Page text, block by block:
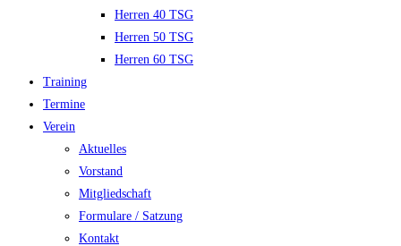
Herren 40 TSG
Herren 50 TSG
Herren 60 TSG
Training
Termine
Verein
Aktuelles
Vorstand
Mitgliedschaft
Formulare / Satzung
Kontakt